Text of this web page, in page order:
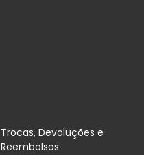
Trocas, Devoluções e
Reembolsos